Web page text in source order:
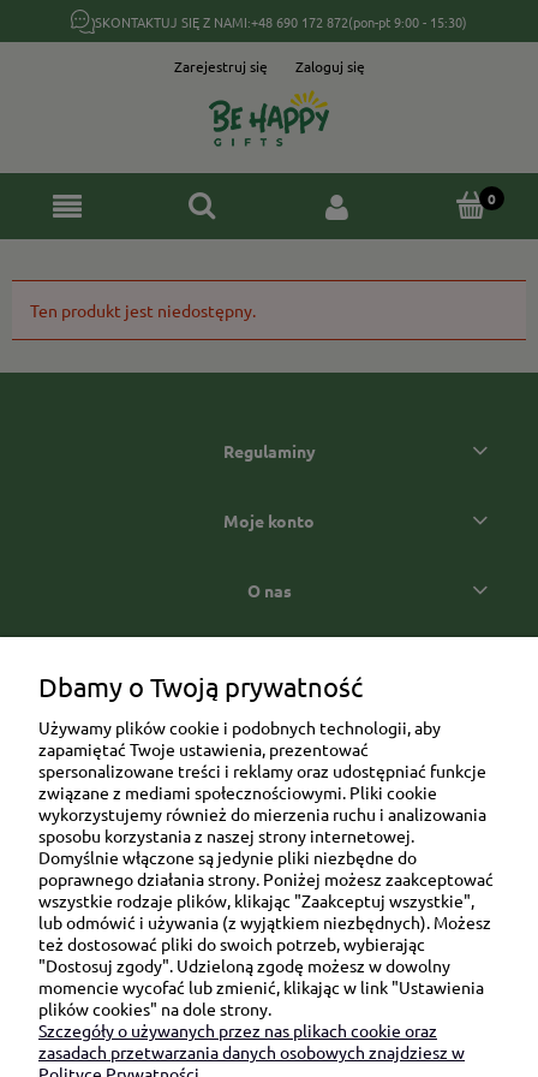
SKONTAKTUJ SIĘ Z NAMI:+48 690 172 872(pon-pt 9:00 - 15:30)
Zarejestruj się Zaloguj się
Ten produkt jest niedostępny.
Regulaminy
Moje konto
O nas
Ul. Brukowa 6/8 lok. 57/58
91-341 Łódź
NIP: 6751510615
SKONTAKTUJ SIĘ Z NAMI:
sklep@be-happygifts.com
+48 690 172 872
Dbamy o Twoją prywatność
Używamy plików cookie i podobnych technologii, aby
zapamiętać Twoje ustawienia, prezentować
spersonalizowane treści i reklamy oraz udostępniać funkcje
związane z mediami społecznościowymi. Pliki cookie
wykorzystujemy również do mierzenia ruchu i analizowania
sposobu korzystania z naszej strony internetowej.
Domyślnie włączone są jedynie pliki niezbędne do
poprawnego działania strony. Poniżej możesz zaakceptować
wszystkie rodzaje plików, klikając "Zaakceptuj wszystkie",
lub odmówić i używania (z wyjątkiem niezbędnych). Możesz
też dostosować pliki do swoich potrzeb, wybierając
"Dostosuj zgody". Udzieloną zgodę możesz w dowolny
momencie wycofać lub zmienić, klikając w link "Ustawienia
plików cookies" na dole strony.
Szczegóły o używanych przez nas plikach cookie oraz
zasadach przetwarzania danych osobowych znajdziesz w